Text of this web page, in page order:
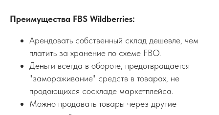
Преимущества FBS Wildberries:
Арендовать собственный склад дешевле, чем
платить за хранение по схеме FBO.
Деньги всегда в обороте, предотвращается
"замораживание" средств в товарах, не
продающихся соскладе маркетплейса.
Можно продавать товары через другие